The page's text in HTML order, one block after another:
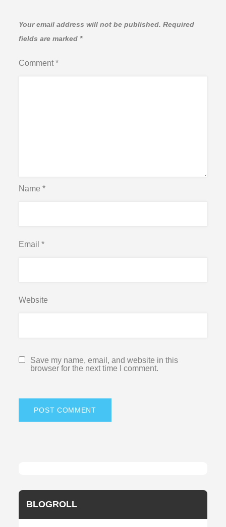
Your email address will not be published. Required
fields are marked *
Comment*
Name*
Email*
Website
Save my name, email, and website in this
browser for the next time I comment.
BLOGROLL